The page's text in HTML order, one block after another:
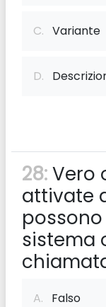
C. Variante
D.
28:Vero
attivate
sistema
A. Falso